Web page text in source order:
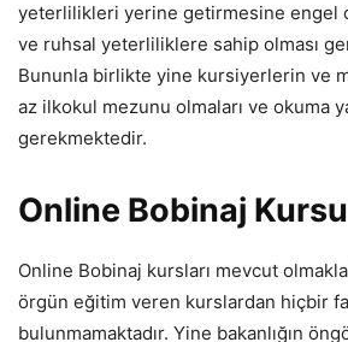
yeterlilikleri yerine getirmesine engel
ve ruhsal yeterliliklere sahip olması
Bununla birlikte yine kursiyerlerin ve
az ilkokul mezunu olmaları ve okuma
gerekmektedir.
Online Bobinaj Kursu
Online Bobinaj kursları mevcut
örgün eğitim veren kurslardan hiçbir
bulunmamaktadır. Yine bakanlığın